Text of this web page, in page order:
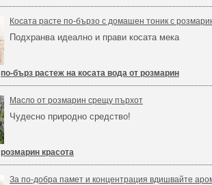
Косата расте по-бързо с домашен тоник с
Подхранва идеално и прави косата мека
по-бърз растеж на косата вода от розмарин
Масло от розмарин срещу пърхот
Чудесно природно средство!
розмарин красота
За по-добра памет и концентрация вдишвайте